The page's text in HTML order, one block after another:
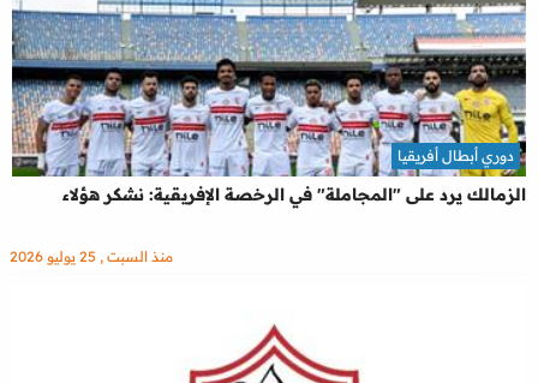
الزمالك يرد على "المجاملة" في الرخصة الإفريقية: نشكر هؤلاء
دوري أبطال أفريقيا
منذ السبت , 25 يوليو 2026